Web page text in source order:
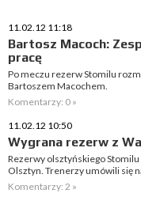
11.02.12 11:18
Bartosz Macoch:
pracę
Po meczu rezerw Stomilu
Bartoszem Macochem.
Komentarzy: 0 »
11.02.12 10:50
Wygrana rezerw z
Rezerwy olsztyńskiego Stomilu
Olsztyn. Trenerzy umówili się
Komentarzy: 2 »